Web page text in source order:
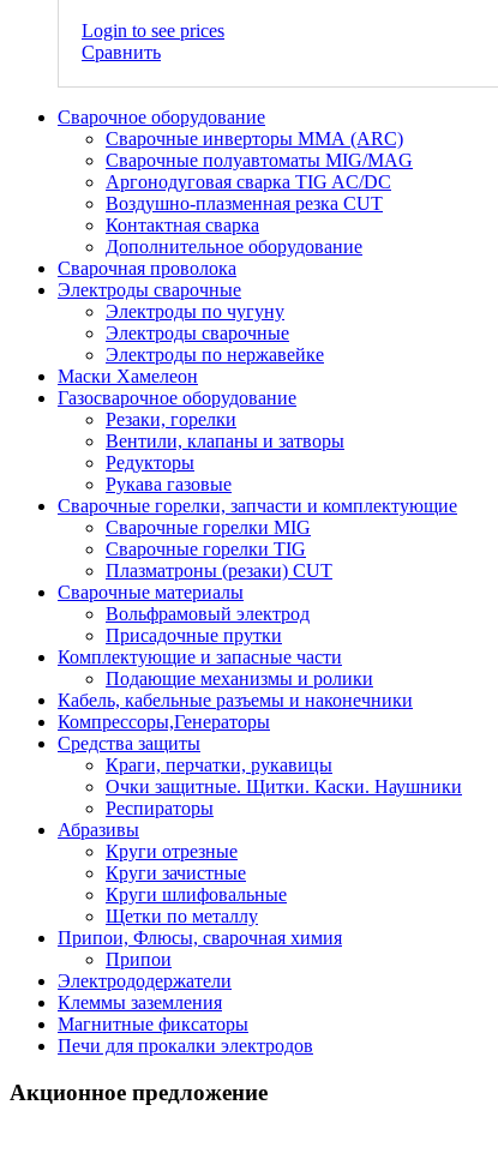
Login to see prices
Сравнить
Сварочное оборудование
Сварочные инверторы ММА (ARC)
Сварочные полуавтоматы MIG/MAG
Аргонодуговая сварка TIG AC/DC
Воздушно-плазменная резка CUT
Контактная сварка
Дополнительное оборудование
Сварочная проволока
Электроды сварочные
Электроды по чугуну
Электроды сварочные
Электроды по нержавейке
Маски Хамелеон
Газосварочное оборудование
Резаки, горелки
Вентили, клапаны и затворы
Редукторы
Рукава газовые
Сварочные горелки, запчасти и комплектующие
Сварочные горелки MIG
Сварочные горелки TIG
Плазматроны (резаки) CUT
Сварочные материалы
Вольфрамовый электрод
Присадочные прутки
Комплектующие и запасные части
Подающие механизмы и ролики
Кабель, кабельные разъемы и наконечники
Компрессоры,Генераторы
Средства защиты
Краги, перчатки, рукавицы
Очки защитные. Щитки. Каски. Наушники
Респираторы
Абразивы
Круги отрезные
Круги зачистные
Круги шлифовальные
Щетки по металлу
Припои, Флюсы, сварочная химия
Припои
Электрододержатели
Клеммы заземления
Магнитные фиксаторы
Печи для прокалки электродов
Акционное предложение